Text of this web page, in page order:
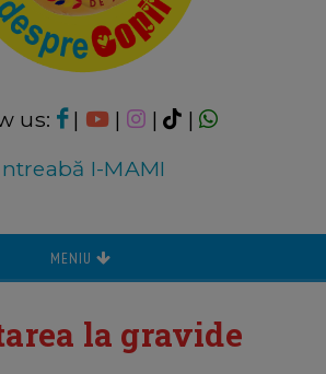
us: | | |
|
I-MAMI
MENIU
la gravide